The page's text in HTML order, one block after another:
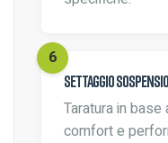
Settaggio
Taratura in
comfort e